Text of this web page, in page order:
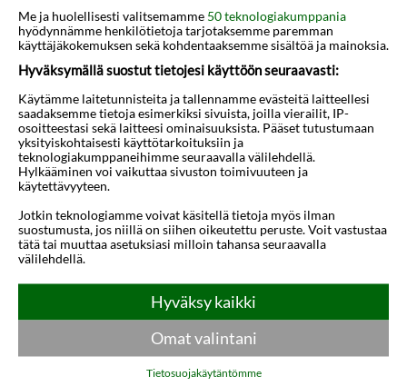
Milloin on paras aika vierailla Plomarissa?
Paras aika on kesäkausi toukokuusta lokakuuhun.
hyvä ja lämmin tänä aikana.
TALOUS JA MAKSAMINEN
Onko hotellimajoituksessa turistiveroja tai
lisämaksuja?
Ilmastovero maksetaan suoraan hotellille
Plomarissa saapuessa. Summa vaihtelee hotellin
tason mukaan.
Hintataso Plomarissa on alempi kuin Suomessa.
Kaupunki on vähemmän turistikohde kuin saaren
Me ja huolellisesti valitsemamme 50 teknologiakumppania
hyödynnämme henkilötietoja tarjotaksemme paremman
käyttäjäkokemuksen sekä kohdentaaksemme sisältöä ja mainoksia.
Hyväksymällä suostut tietojesi käyttöön seuraavasti:
Käytämme laitetunnisteita ja tallennamme evästeitä laitteellesi
saadaksemme tietoja esimerkiksi sivuista, joilla vierailit, IP-
osoitteestasi sekä laitteesi ominaisuuksista. Pääset tutustumaan
yksityiskohtaisesti käyttötarkoituksiin ja
teknologiakumppaneihimme seuraavalla välilehdellä.
Hylkääminen voi vaikuttaa sivuston toimivuuteen ja
käytettävyyteen.
Jotkin teknologiamme voivat käsitellä tietoja myös ilman
suostumusta, jos niillä on siihen oikeutettu peruste. Voit vastustaa
tätä tai muuttaa asetuksiasi milloin tahansa seuraavalla
välilehdellä.
Hyväksy kaikki
Omat valintani
Tietosuojakäytäntömme